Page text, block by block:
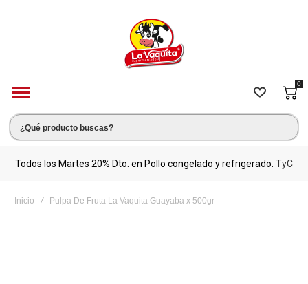
0
Todos los Martes 20% Dto. en Pollo congelado y refrigerado. TyC
Inicio Pulpa De Fruta La Vaquita Guayaba x 500gr